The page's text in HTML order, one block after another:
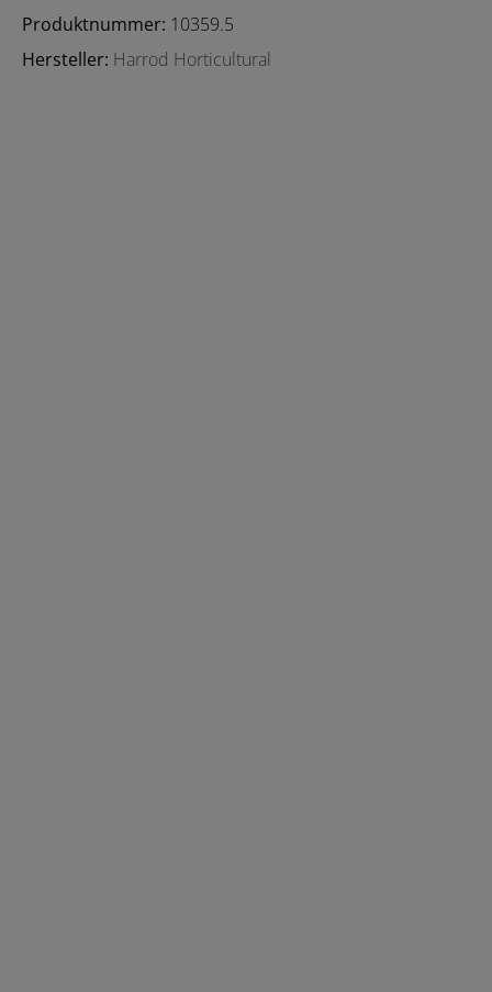
Produktnummer: 10359.5
Hersteller: Harrod Horticultural